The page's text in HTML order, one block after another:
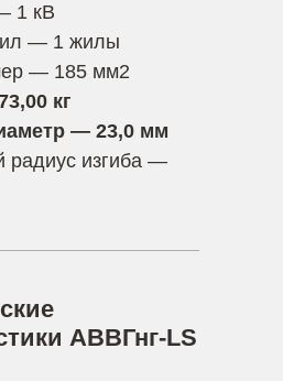
1 кВ
— 1 жилы
— 185 мм2
кг
— 23,0 мм
изгиба —
АВВГнг-LS